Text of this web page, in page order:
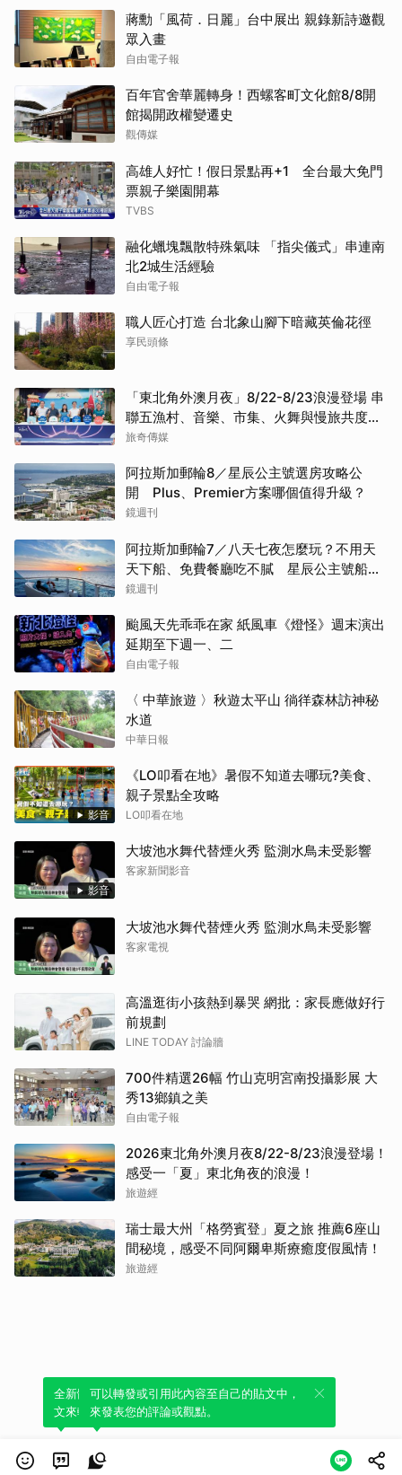
蔣勳「風荷．日麗」台中展出 親錄新詩邀觀
眾入畫
自由電子報
百年官舍華麗轉身！西螺客町文化館8/8開
館揭開政權變遷史
觀傳媒
高雄人好忙！假日景點再+1 全台最大免門
票親子樂園開幕
TVBS
融化蠟塊飄散特殊氣味 「指尖儀式」串連南
北2城生活經驗
自由電子報
職人匠心打造 台北象山腳下暗藏英倫花徑
享民頭條
「東北角外澳月夜」8/22-8/23浪漫登場 串
聯五漁村、音樂、市集、火舞與慢旅共度夏
夜
旅奇傳媒
阿拉斯加郵輪8／星辰公主號選房攻略公
開 Plus、Premier方案哪個值得升級？
鏡週刊
阿拉斯加郵輪7／八天七夜怎麼玩？不用天
天下船、免費餐廳吃不膩 星辰公主號船上
一日生活公開
鏡週刊
颱風天先乖乖在家 紙風車《燈怪》週末演出
延期至下週一、二
自由電子報
〈 中華旅遊 〉秋遊太平山 徜徉森林訪神秘
水道
中華日報
影音
《LO叩看在地》暑假不知道去哪玩?美食、
親子景點全攻略
LO叩看在地
影音
大坡池水舞代替煙火秀 監測水鳥未受影響
客家新聞影音
大坡池水舞代替煙火秀 監測水鳥未受影響
客家電視
高溫逛街小孩熱到暴哭 網批：家長應做好行
前規劃
LINE TODAY 討論牆
700件精選26幅 竹山克明宮南投攝影展 大
秀13鄉鎮之美
自由電子報
2026東北角外澳月夜8/22-8/23浪漫登場！
感受一「夏」東北角夜的浪漫！
旅遊經
瑞士最大州「格勞賓登」夏之旅 推薦6座山
間秘境，感受不同阿爾卑斯療癒度假風情！
旅遊經
全新體驗！一鍵引用此內容，透過發布貼
文來輕鬆表達個人立場。
可以轉發或引用此內容至自己的貼文中，
來發表您的評論或觀點。